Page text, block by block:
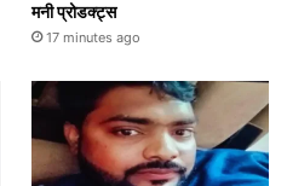
मनी प्रोडक्ट्स
17 minutes ago